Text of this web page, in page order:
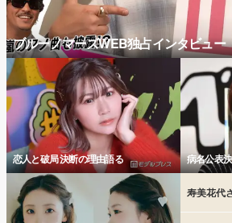
ブルーノマーズWEB独占インタビュー
恋人と破局 決断の理由語る 病名公表
寿美花代